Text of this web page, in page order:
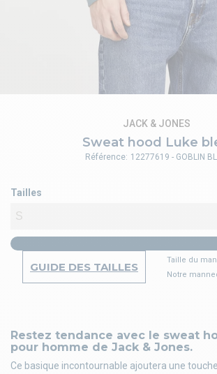
Sweat hood Luke
JACK & JONES
Restez tendance avec le sweat
pour homme de Jack & Jones.
Ce basique incontournable ajoutera une
Tailles
GUIDE DES TAILLES
Taille du
Notre
Référence: 12277619 - GOBLIN